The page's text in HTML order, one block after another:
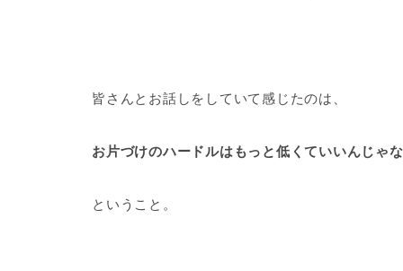
皆さんとお話しをしていて感じたのは、
お片づけのハードルはもっと低くていいんじゃ
ということ。